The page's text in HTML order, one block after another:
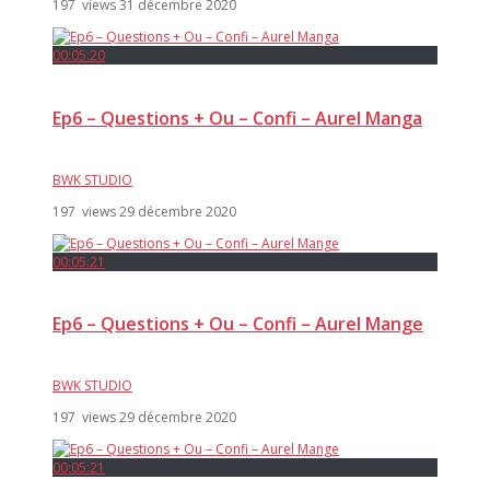
197 views31 décembre 2020
00:05:20
Ep6 – Questions + Ou – Confi – Aurel Manga
BWK STUDIO
197 views29 décembre 2020
00:05:21
Ep6 – Questions + Ou – Confi – Aurel Mange
BWK STUDIO
197 views29 décembre 2020
00:05:21